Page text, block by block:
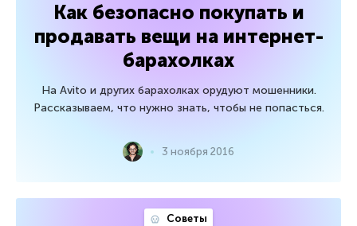
Как безопасно покупать и
продавать вещи на интернет-
барахолках
На Avito и других барахолках орудуют мошенники.
Рассказываем, что нужно знать, чтобы не попасться.
3 ноября 2016
Советы